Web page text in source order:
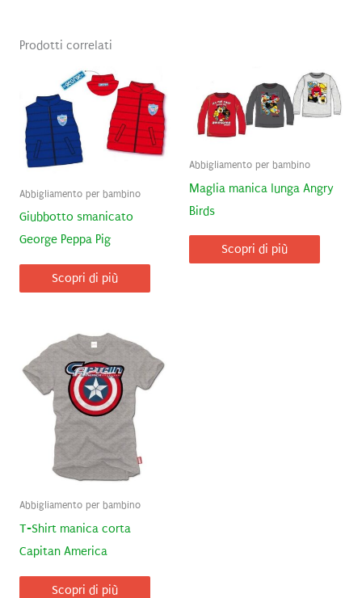
Prodotti correlati
Abbigliamento per bambino
Giubbotto smanicato
George Peppa Pig
Scopri di più
Abbigliamento per bambino
Maglia manica lunga Angry
Birds
Scopri di più
Abbigliamento per bambino
T-Shirt manica corta
Capitan America
Scopri di più